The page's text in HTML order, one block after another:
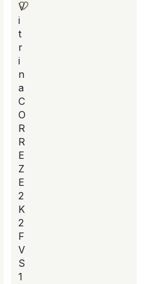
V
i
t
r
i
n
a
C
O
R
R
E
Z
E
2
K
2
F
V
S
1